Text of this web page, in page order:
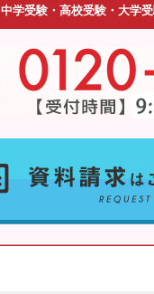
中学受験・高校受験・大学